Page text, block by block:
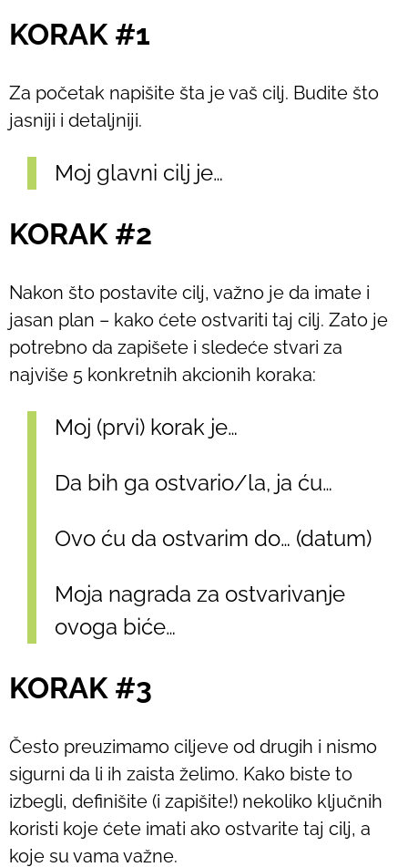
KORAK #1
Za početak napišite šta je vaš cilj. Budite što
jasniji i detaljniji.
Moj glavni cilj je…
KORAK #2
Nakon što postavite cilj, važno je da imate i
jasan plan – kako ćete ostvariti taj cilj. Zato je
potrebno da zapišete i sledeće stvari za
najviše 5 konkretnih akcionih koraka:
Moj (prvi) korak je…
Da bih ga ostvario/la, ja ću…
Ovo ću da ostvarim do… (datum)
Moja nagrada za ostvarivanje
ovoga biće…
KORAK #3
Često preuzimamo ciljeve od drugih i nismo
sigurni da li ih zaista želimo. Kako biste to
izbegli, definišite (i zapišite!) nekoliko ključnih
koristi koje ćete imati ako ostvarite taj cilj, a
koje su vama važne.